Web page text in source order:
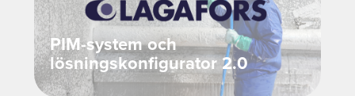
PIM-system och
lösningskonfigurator 2.0